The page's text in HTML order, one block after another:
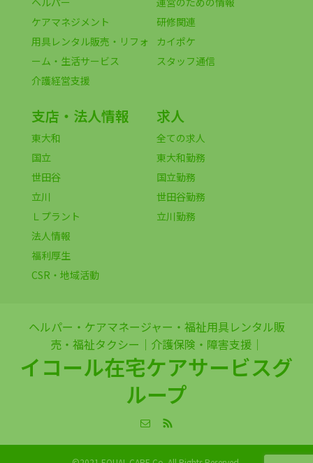
ケアマネジメント
用具レンタル販売・リフォ
ーム・生活サービス
介護経営支援
研修関連
カイポケ
スタッフ通信
支店・法人情報
東大和
国立
世田谷
立川
Ｌプラント
法人情報
福利厚生
CSR・地域活動
求人
全ての求人
東大和勤務
国立勤務
世田谷勤務
立川勤務
ヘルパー・ケアマネージャー・福祉用具レンタル販
売・福祉タクシー｜介護保険・障害支援｜
イコール在宅ケアサービスグ
ループ